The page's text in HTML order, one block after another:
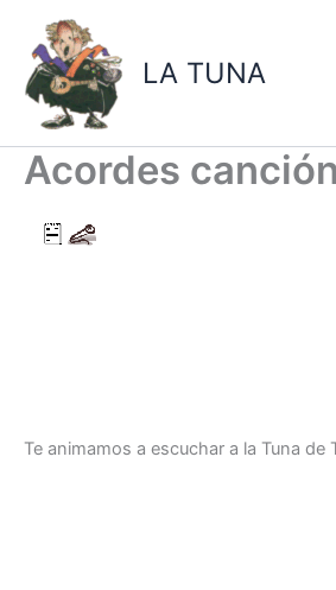
contenido
LA TUNA
Acordes
Te animamos a escuchar a la Tuna de